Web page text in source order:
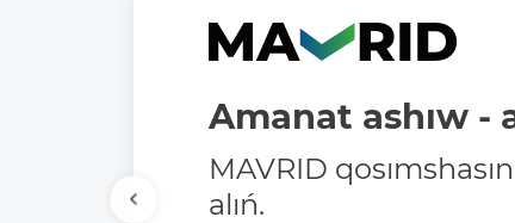
Amanat ashıw -
MAVRID
alıń.